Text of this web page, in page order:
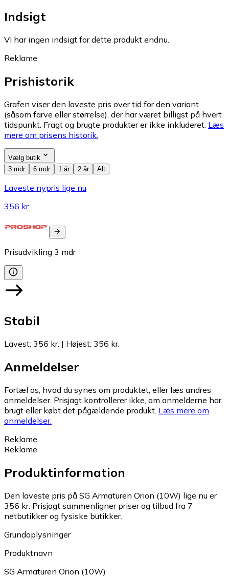
Indsigt
Vi har ingen indsigt for dette produkt endnu.
Reklame
Prishistorik
Grafen viser den laveste pris over tid for den variant
(såsom farve eller størrelse), der har været billigst på hvert
tidspunkt. Fragt og brugte produkter er ikke inkluderet. Læs
mere om prisens historik.
Vælg butik
3 mdr
6 mdr 1 år 2 år Alt
Laveste nypris lige nu
356 kr.
Prisudvikling 3 mdr
Stabil
Lavest: 356 kr. | Højest: 356 kr.
Anmeldelser
Fortæl os, hvad du synes om produktet, eller læs andres
anmeldelser. Prisjagt kontrollerer ikke, om anmelderne har
brugt eller købt det pågældende produkt. Læs mere om
anmeldelser.
Reklame
Reklame
Produktinformation
Den laveste pris på SG Armaturen Orion (10W) lige nu er
356 kr. Prisjagt sammenligner priser og tilbud fra 7
netbutikker og fysiske butikker.
Grundoplysninger
Produktnavn
SG Armaturen Orion (10W)